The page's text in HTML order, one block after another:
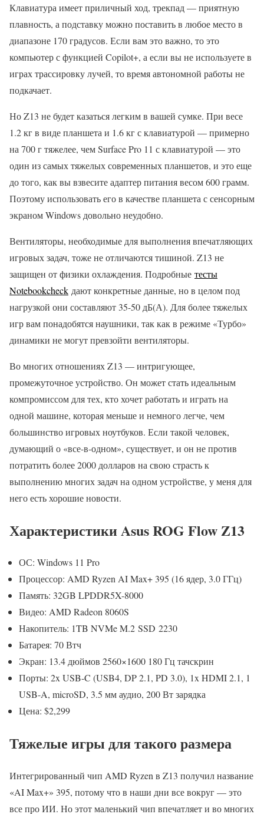
Клавиатура имеет приличный ход, трекпад — приятную
плавность, а подставку можно поставить в любое место в
диапазоне 170 градусов. Если вам это важно, то это
компьютер с функцией Copilot+, а если вы не используете в
играх трассировку лучей, то время автономной работы не
подкачает.
Но Z13 не будет казаться легким в вашей сумке. При весе
1.2 кг в виде планшета и 1.6 кг с клавиатурой — примерно
на 700 г тяжелее, чем Surface Pro 11 с клавиатурой — это
один из самых тяжелых современных планшетов, и это еще
до того, как вы взвесите адаптер питания весом 600 грамм.
Поэтому использовать его в качестве планшета с сенсорным
экраном Windows довольно неудобно.
Вентиляторы, необходимые для выполнения впечатляющих
игровых задач, тоже не отличаются тишиной. Z13 не
защищен от физики охлаждения. Подробные тесты
Notebookcheck дают конкретные данные, но в целом под
нагрузкой они составляют 35-50 дБ(А). Для более тяжелых
игр вам понадобятся наушники, так как в режиме «Турбо»
динамики не могут превзойти вентиляторы.
Во многих отношениях Z13 — интригующее,
промежуточное устройство. Он может стать идеальным
компромиссом для тех, кто хочет работать и играть на
одной машине, которая меньше и немного легче, чем
большинство игровых ноутбуков. Если такой человек,
думающий о «все-в-одном», существует, и он не против
потратить более 2000 долларов на свою страсть к
выполнению многих задач на одном устройстве, у меня для
него есть хорошие новости.
Характеристики Asus ROG Flow Z13
ОС: Windows 11 Pro
Процессор: AMD Ryzen AI Max+ 395 (16 ядер, 3.0 ГГц)
Память: 32GB LPDDR5X-8000
Видео: AMD Radeon 8060S
Накопитель: 1TB NVMe M.2 SSD 2230
Батарея: 70 Втч
Экран: 13.4 дюймов 2560×1600 180 Гц тачскрин
Порты: 2x USB-C (USB4, DP 2.1, PD 3.0), 1x HDMI 2.1, 1
USB-A, microSD, 3.5 мм аудио, 200 Вт зарядка
Цена: $2,299
Тяжелые игры для такого размера
Интегрированный чип AMD Ryzen в Z13 получил название
«AI Max+» 395, потому что в наши дни все вокруг — это
все про ИИ. Но этот маленький чип впечатляет и во многих